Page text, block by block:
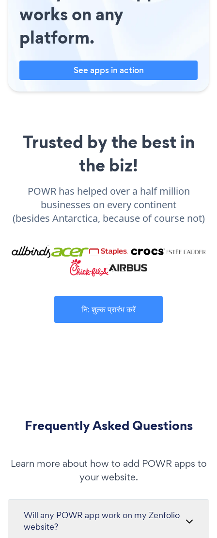
works on any
platform.
See apps in action
Trusted by the best in
the biz!
POWR has helped over a half million
businesses on every continent
(besides Antarctica, because of course not)
नि: शुल्क प्रारंभ करें
Frequently Asked Questions
Learn more about how to add POWR apps to
your website.
Will any POWR app work on my Zenfolio
website?